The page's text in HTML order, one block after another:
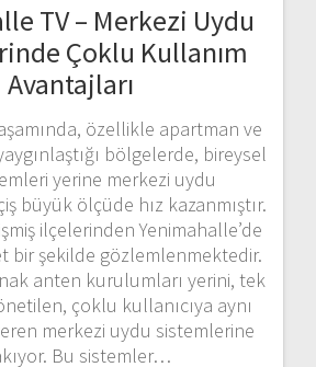
TV – Merkezi Uydu
Çoklu Kullanım
Avantajları
özellikle apartman ve
bölgelerde, bireysel
yerine merkezi uydu
büyük ölçüde hız kazanmıştır.
ilçelerinden Yenimahalle’de
bir şekilde gözlemlenmektedir.
anten kurulumları yerini, tek
çoklu kullanıcıya aynı
merkezi uydu sistemlerine
Bu sistemler…